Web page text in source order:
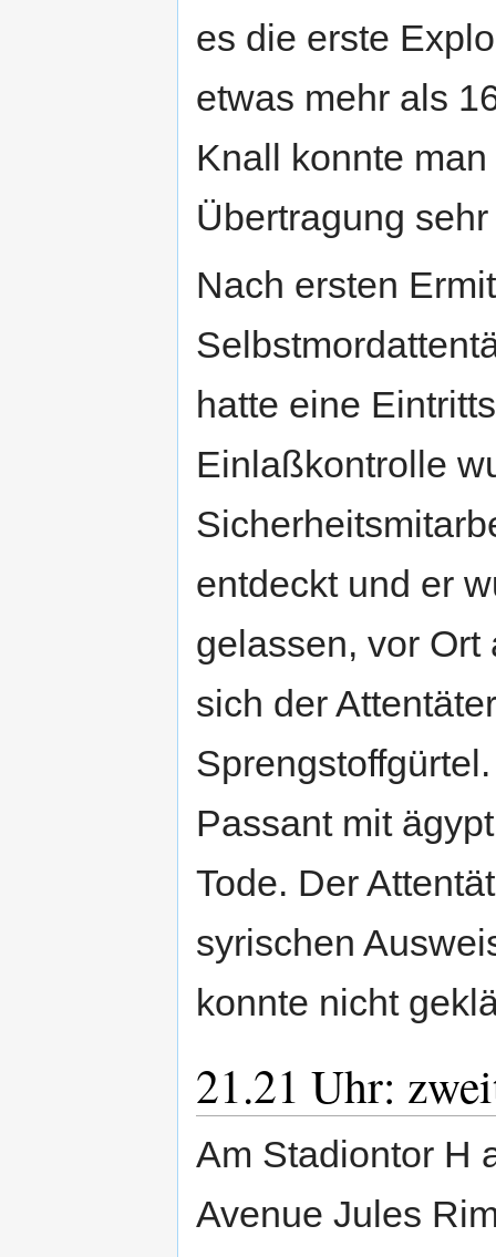
es die erste
etwas mehr als
Knall konnte
Übertragung
Nach ersten
hatte eine
Einlaßkontrolle
entdeckt und er
gelassen, vor
sich der
Passant mit
Tode. Der
syrischen
konnte nicht
21.21 Uhr:
Am Stadiontor H
Avenue Jules